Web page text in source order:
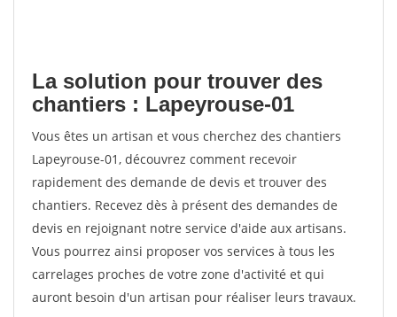
La solution pour trouver des
chantiers : Lapeyrouse-01
Vous êtes un artisan et vous cherchez des chantiers
Lapeyrouse-01, découvrez comment recevoir
rapidement des demande de devis et trouver des
chantiers. Recevez dès à présent des demandes de
devis en rejoignant notre service d'aide aux artisans.
Vous pourrez ainsi proposer vos services à tous les
carrelages proches de votre zone d'activité et qui
auront besoin d'un artisan pour réaliser leurs travaux.